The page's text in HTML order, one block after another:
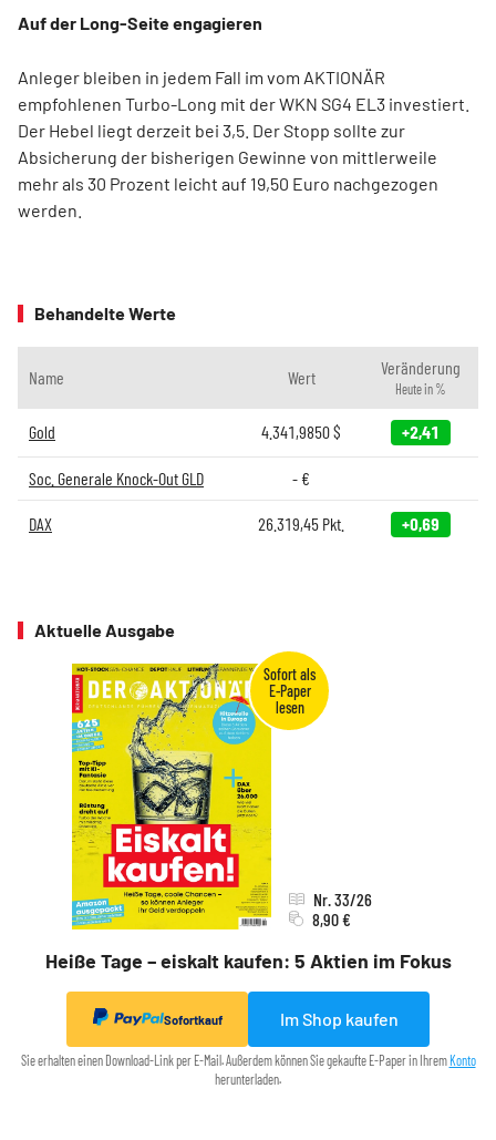
Auf der Long-Seite engagieren
Anleger bleiben in jedem Fall im vom AKTIONÄR
empfohlenen Turbo-Long mit der WKN SG4 EL3 investiert.
Der Hebel liegt derzeit bei 3,5. Der Stopp sollte zur
Absicherung der bisherigen Gewinne von mittlerweile
mehr als 30 Prozent leicht auf 19,50 Euro nachgezogen
werden.
Behandelte Werte
Name Wert Veränderung
Heute in %
Gold 4.341,9850$ +2,41
Soc. Generale Knock-Out GLD - €
DAX 26.319,45 Pkt. +0,69
Aktuelle Ausgabe
Heiße Tage – eiskalt kaufen: 5 Aktien im Fokus
Nr. 33/26
8,90 €
Sofortkauf Im Shop kaufen
Sie erhalten einen Download-Link per E-Mail. Außerdem können Sie gekaufte E-Paper in Ihrem Konto
herunterladen.